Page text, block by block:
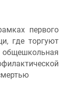
первого
где торгуют
общешкольная